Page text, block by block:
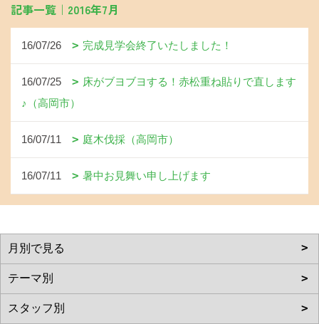
記事一覧｜2016年7月
16/07/26 完成見学会終了いたしました！
16/07/25
床がブヨブヨする！赤松重ね貼りで直します
♪（高岡市）
16/07/11 庭木伐採（高岡市）
16/07/11 暑中お見舞い申し上げます